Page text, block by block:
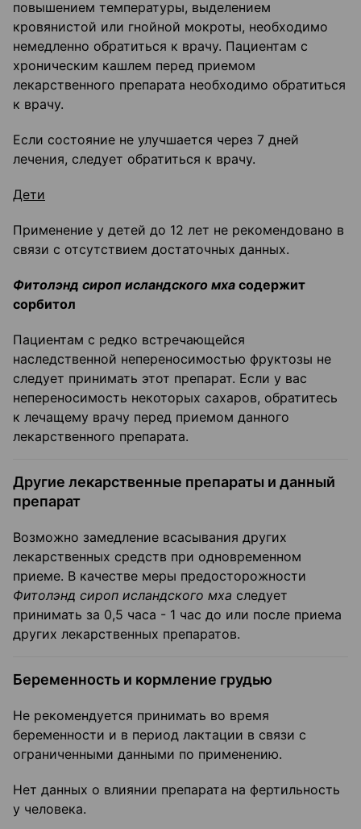
повышением температуры, выделением
кровянистой или гнойной мокроты, необходимо
немедленно обратиться к врачу. Пациентам с
хроническим кашлем перед приемом
лекарственного препарата необходимо обратиться
к врачу.
Если состояние не улучшается через 7 дней
лечения, следует обратиться к врачу.
Дети
Применение у детей до 12 лет не рекомендовано в
связи с отсутствием достаточных данных.
Фитолэнд сироп исландского мха содержит
сорбитол
Пациентам с редко встречающейся
наследственной непереносимостью фруктозы не
следует принимать этот препарат. Если у вас
непереносимость некоторых сахаров, обратитесь
к лечащему врачу перед приемом данного
лекарственного препарата.
Другие лекарственные препараты и данный
препарат
Возможно замедление всасывания других
лекарственных средств при одновременном
приеме. В качестве меры предосторожности
Фитолэнд сироп исландского мха следует
принимать за 0,5 часа - 1 час до или после приема
других лекарственных препаратов.
Беременность и кормление грудью
Не рекомендуется принимать во время
беременности и в период лактации в связи с
ограниченными данными по применению.
Нет данных о влиянии препарата на фертильность
у человека.